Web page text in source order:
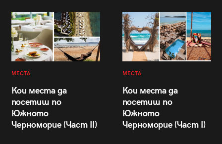
МЕСТА
Кои места да
посетиш по
Южното
Черноморие (Част II)
МЕСТА
Кои места да
посетиш по
Южното
Черноморие (Част I)